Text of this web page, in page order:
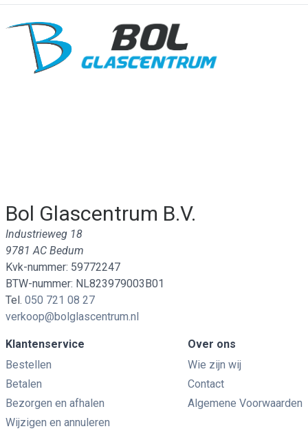
Bol Glascentrum B.V.
Industrieweg 18
9781 AC Bedum
Kvk-nummer: 59772247
BTW-nummer: NL823979003B01
Tel. 050 721 08 27
verkoop@bolglascentrum.nl
Klantenservice
Bestellen
Betalen
Bezorgen en afhalen
Wijzigen en annuleren
Over ons
Wie zijn wij
Contact
Algemene Voorwaarden